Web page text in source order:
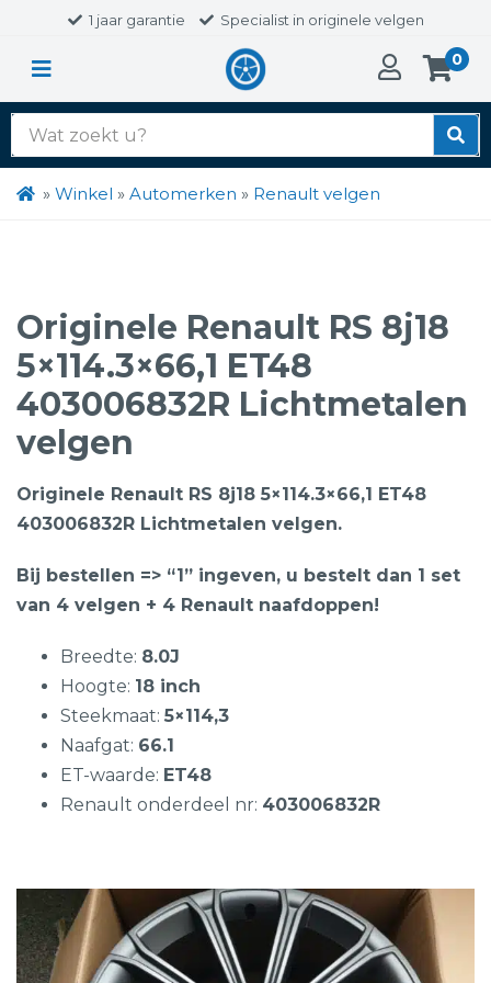
1 jaar garantie Specialist in originele velgen
0
Zoek
naar:
» Winkel » Automerken » Renault velgen
Originele Renault RS 8j18
5×114.3×66,1 ET48
403006832R Lichtmetalen
velgen
Originele Renault RS 8j18 5×114.3×66,1 ET48
403006832R Lichtmetalen velgen.
Bij bestellen => “1” ingeven, u bestelt dan 1 set
van 4 velgen + 4 Renault naafdoppen!
Breedte: 8.0J
Hoogte: 18 inch
Steekmaat: 5×114,3
Naafgat: 66.1
ET-waarde: ET48
Renault onderdeel nr: 403006832R